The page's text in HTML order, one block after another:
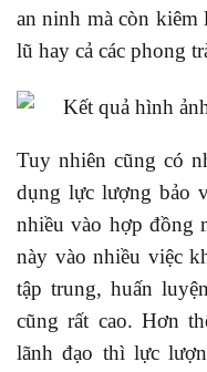
an ninh mà còn kiêm
lũ hay cả các phong
Tuy nhiên cũng có
dụng lực lượng bảo
nhiều vào hợp đồng
này vào nhiều việc
tập trung, huấn
cũng rất cao. Hơn
lãnh đạo thì lực